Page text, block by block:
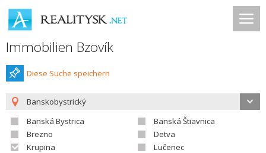
Immobilien Bzovík
Diese Suche speichern
Banskobystrický
Banská Bystrica
Banská Štiavnica
Brezno
Detva
Krupina
Lučenec